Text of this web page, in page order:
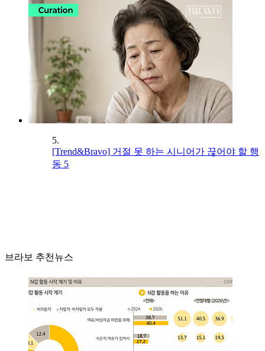
5.
[Trend&Bravo] 거절 못 하는 시니어가 끊어야 할 행
동 5
브라보 추천뉴스